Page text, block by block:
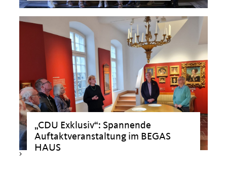
CDU Exklusiv“: Spannende
Auftaktveranstaltung im BEGAS
HAUS
>